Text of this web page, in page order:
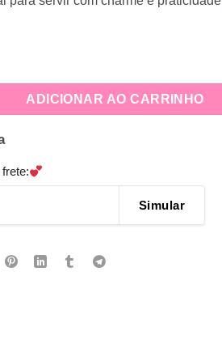
Kraft 20x20 quantidade
ADICIONAR AO CARRINHO
Simular